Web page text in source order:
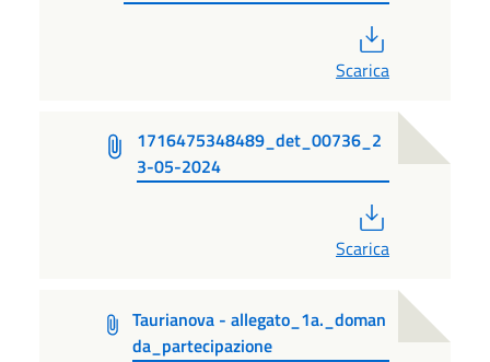
Scarica
1716475348489_det_00736_2
3-05-2024
Scarica
Taurianova - allegato_1a._doman
da_partecipazione